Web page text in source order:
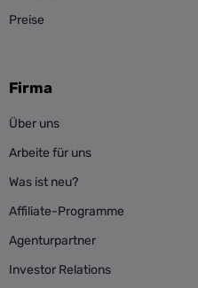
Preise
Firma
Über uns
Arbeite für uns
Was ist neu?
Affiliate-Programme
Agenturpartner
Investor Relations